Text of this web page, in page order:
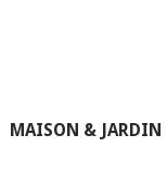
MAISON & JARDIN